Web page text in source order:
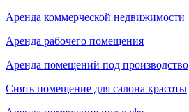
Аренда коммерческой недвижимости
Аренда рабочего помещения
Аренда помещений под производство
Снять помещение для салона красоты